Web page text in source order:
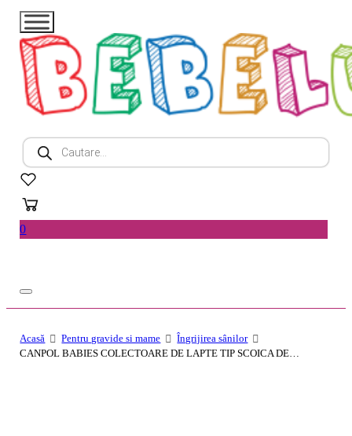
Products
search
0
Acasă Pentru gravide si mame
Îngrijirea sânilor